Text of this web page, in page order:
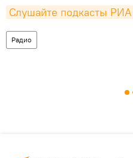
Слушайте подкасты
Радио